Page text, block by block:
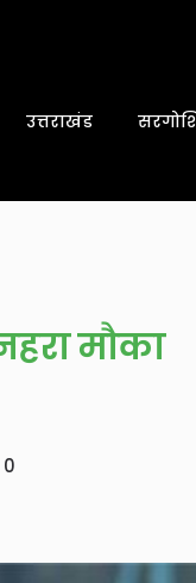
उत्तराखंड
मौका
0